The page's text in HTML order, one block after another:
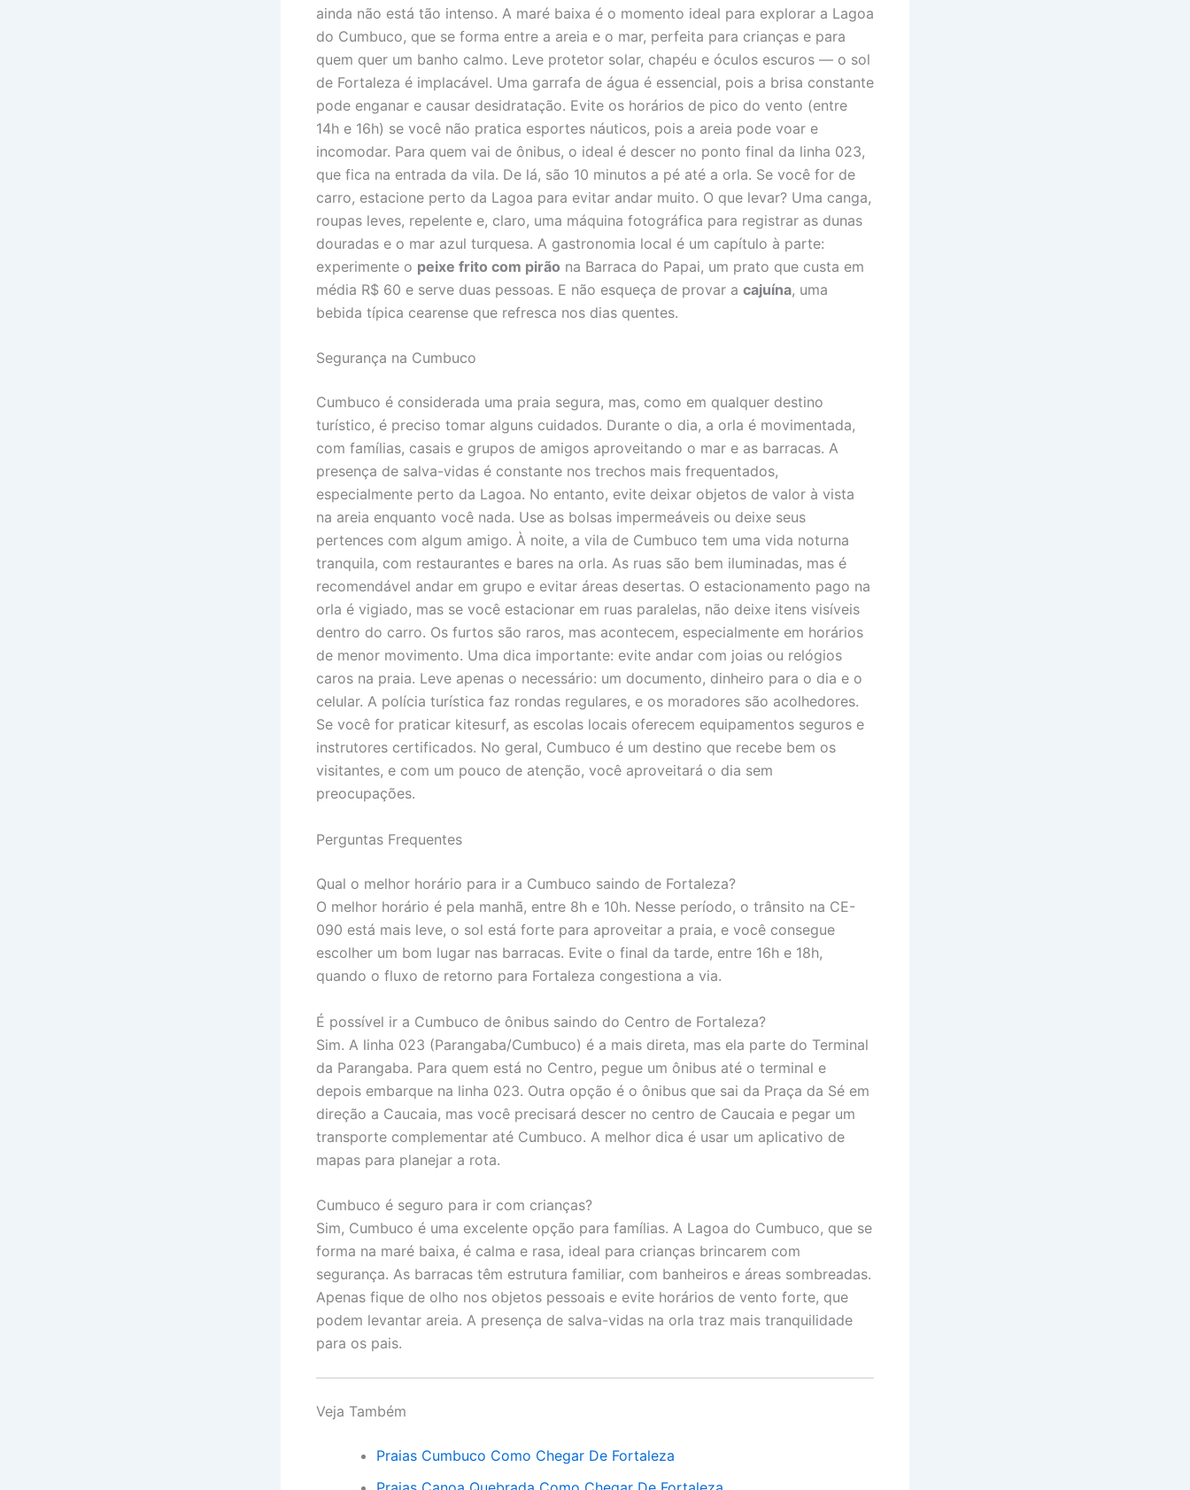
ainda não está tão intenso. A maré baixa é o momento ideal para explorar a Lagoa
do Cumbuco, que se forma entre a areia e o mar, perfeita para crianças e para
quem quer um banho calmo. Leve protetor solar, chapéu e óculos escuros — o sol
de Fortaleza é implacável. Uma garrafa de água é essencial, pois a brisa constante
pode enganar e causar desidratação. Evite os horários de pico do vento (entre
14h e 16h) se você não pratica esportes náuticos, pois a areia pode voar e
incomodar. Para quem vai de ônibus, o ideal é descer no ponto final da linha 023,
que fica na entrada da vila. De lá, são 10 minutos a pé até a orla. Se você for de
carro, estacione perto da Lagoa para evitar andar muito. O que levar? Uma canga,
roupas leves, repelente e, claro, uma máquina fotográfica para registrar as dunas
douradas e o mar azul turquesa. A gastronomia local é um capítulo à parte:
experimente o peixe frito com pirão na Barraca do Papai, um prato que custa em
média R$ 60 e serve duas pessoas. E não esqueça de provar a cajuína, uma
bebida típica cearense que refresca nos dias quentes.
Segurança na Cumbuco
Cumbuco é considerada uma praia segura, mas, como em qualquer destino
turístico, é preciso tomar alguns cuidados. Durante o dia, a orla é movimentada,
com famílias, casais e grupos de amigos aproveitando o mar e as barracas. A
presença de salva-vidas é constante nos trechos mais frequentados,
especialmente perto da Lagoa. No entanto, evite deixar objetos de valor à vista
na areia enquanto você nada. Use as bolsas impermeáveis ou deixe seus
pertences com algum amigo. À noite, a vila de Cumbuco tem uma vida noturna
tranquila, com restaurantes e bares na orla. As ruas são bem iluminadas, mas é
recomendável andar em grupo e evitar áreas desertas. O estacionamento pago na
orla é vigiado, mas se você estacionar em ruas paralelas, não deixe itens visíveis
dentro do carro. Os furtos são raros, mas acontecem, especialmente em horários
de menor movimento. Uma dica importante: evite andar com joias ou relógios
caros na praia. Leve apenas o necessário: um documento, dinheiro para o dia e o
celular. A polícia turística faz rondas regulares, e os moradores são acolhedores.
Se você for praticar kitesurf, as escolas locais oferecem equipamentos seguros e
instrutores certificados. No geral, Cumbuco é um destino que recebe bem os
visitantes, e com um pouco de atenção, você aproveitará o dia sem
preocupações.
Perguntas Frequentes
Qual o melhor horário para ir a Cumbuco saindo de Fortaleza?
O melhor horário é pela manhã, entre 8h e 10h. Nesse período, o trânsito na CE-
090 está mais leve, o sol está forte para aproveitar a praia, e você consegue
escolher um bom lugar nas barracas. Evite o final da tarde, entre 16h e 18h,
quando o fluxo de retorno para Fortaleza congestiona a via.
É possível ir a Cumbuco de ônibus saindo do Centro de Fortaleza?
Sim. A linha 023 (Parangaba/Cumbuco) é a mais direta, mas ela parte do Terminal
da Parangaba. Para quem está no Centro, pegue um ônibus até o terminal e
depois embarque na linha 023. Outra opção é o ônibus que sai da Praça da Sé em
direção a Caucaia, mas você precisará descer no centro de Caucaia e pegar um
transporte complementar até Cumbuco. A melhor dica é usar um aplicativo de
mapas para planejar a rota.
Cumbuco é seguro para ir com crianças?
Sim, Cumbuco é uma excelente opção para famílias. A Lagoa do Cumbuco, que se
forma na maré baixa, é calma e rasa, ideal para crianças brincarem com
segurança. As barracas têm estrutura familiar, com banheiros e áreas sombreadas.
Apenas fique de olho nos objetos pessoais e evite horários de vento forte, que
podem levantar areia. A presença de salva-vidas na orla traz mais tranquilidade
para os pais.
Veja Também
Praias Cumbuco Como Chegar De Fortaleza